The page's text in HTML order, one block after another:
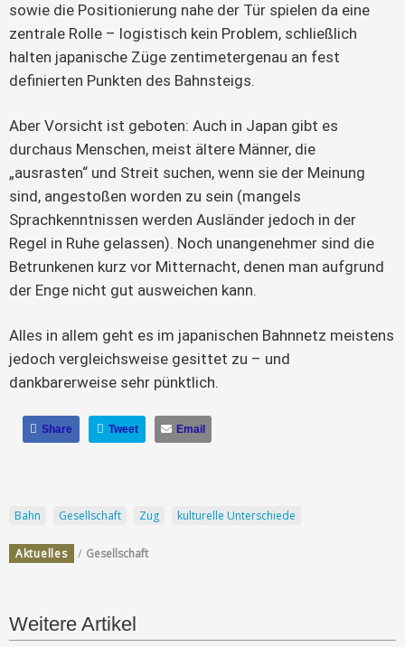
sowie die Positionierung nahe der Tür spielen da eine
zentrale Rolle – logistisch kein Problem, schließlich
halten japanische Züge zentimetergenau an fest
definierten Punkten des Bahnsteigs.
Aber Vorsicht ist geboten: Auch in Japan gibt es
durchaus Menschen, meist ältere Männer, die
„ausrasten“ und Streit suchen, wenn sie der Meinung
sind, angestoßen worden zu sein (mangels
Sprachkenntnissen werden Ausländer jedoch in der
Regel in Ruhe gelassen). Noch unangenehmer sind die
Betrunkenen kurz vor Mitternacht, denen man aufgrund
der Enge nicht gut ausweichen kann.
Alles in allem geht es im japanischen Bahnnetz meistens
jedoch vergleichsweise gesittet zu – und
dankbarerweise sehr pünktlich.
Share Tweet Email
Bahn Gesellschaft Zug kulturelle Unterschiede
Aktuelles / Gesellschaft
Weitere Artikel